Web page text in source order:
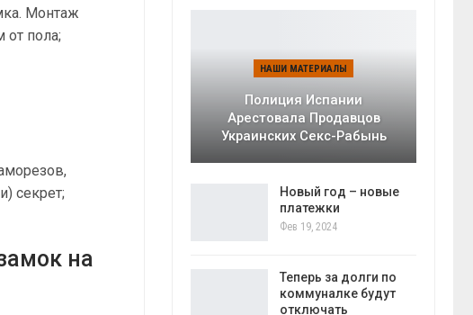
Монтаж
от пола;
секрет;
на
НАШИ МАТЕРИАЛЫ
Полиция Испании
Арестовала Продавцов
Украинских Секс-Рабынь
Новый год – новые
платежки
Фев 19, 2024
Теперь за долги по
коммуналке будут
отключать